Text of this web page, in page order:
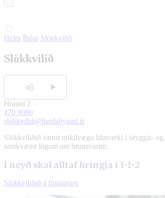
Heim Íbúar Slökkvilið
Slökkvilið
Hlusta
Hrauni 2
470 9080
slokkvilid@fjardabyggd.is
Slökkviliðið sinnir mikilvægu hlutverki í öryggis- og
samkvæmt lögum um brunavarnir.
Í neyð skal alltaf hringja í 1-1-2
Slökkviliðið á Instagram